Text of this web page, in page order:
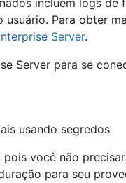
incluem logs de
Para obter
Server.
Server para se
usando segredos
você não
para seu